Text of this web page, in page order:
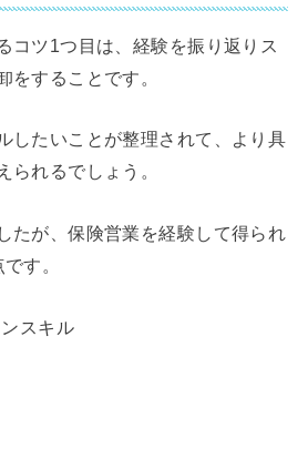
コツ1つ目は、経験を振り返りス
をすることです。
したいことが整理されて、より具
られるでしょう。
たが、保険営業を経験して得られ
す。
スキル